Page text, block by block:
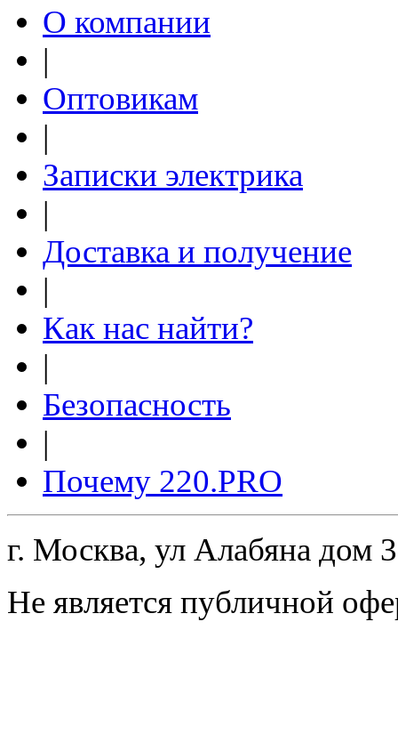
О компании
|
Оптовикам
|
Записки электрика
|
Доставка и получение
|
Как нас найти?
|
Безопасность
|
Почему 220.PRO
г. Москва, ул Алабяна дом
Не является публичной